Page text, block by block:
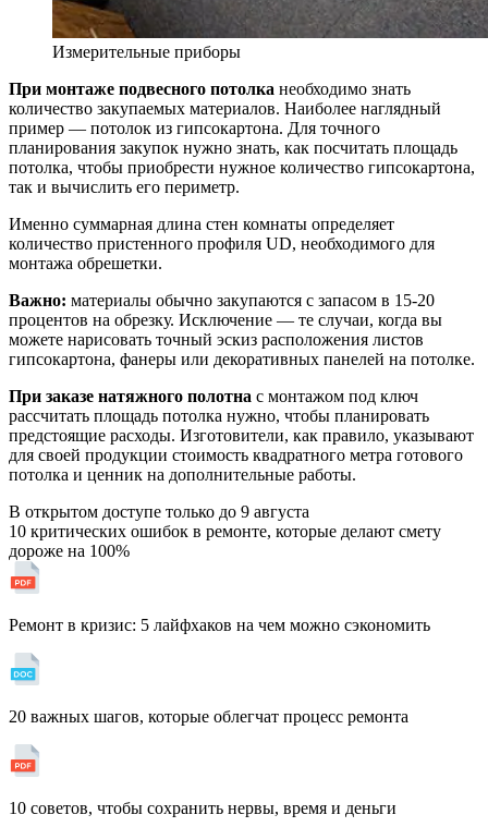
Измерительные приборы
При монтаже подвесного потолка необходимо знать
количество закупаемых материалов. Наиболее наглядный
пример — потолок из гипсокартона. Для точного
планирования закупок нужно знать, как посчитать площадь
потолка, чтобы приобрести нужное количество гипсокартона,
так и вычислить его периметр.
Именно суммарная длина стен комнаты определяет
количество пристенного профиля UD, необходимого для
монтажа обрешетки.
Важно: материалы обычно закупаются с запасом в 15-20
процентов на обрезку. Исключение — те случаи, когда вы
можете нарисовать точный эскиз расположения листов
гипсокартона, фанеры или декоративных панелей на потолке.
При заказе натяжного полотна с монтажом под ключ
рассчитать площадь потолка нужно, чтобы планировать
предстоящие расходы. Изготовители, как правило, указывают
для своей продукции стоимость квадратного метра готового
потолка и ценник на дополнительные работы.
В открытом доступе только до 9 августа
10 критических ошибок в ремонте, которые делают смету
дороже на 100%
Ремонт в кризис: 5 лайфхаков на чем можно сэкономить
20 важных шагов, которые облегчат процесс ремонта
10 советов, чтобы сохранить нервы, время и деньги